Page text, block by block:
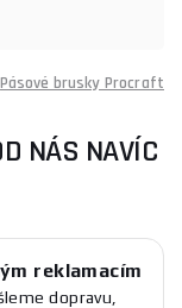
Pásové brusky Procraft
NÁS NAVÍC
reklamacím
dopravu,